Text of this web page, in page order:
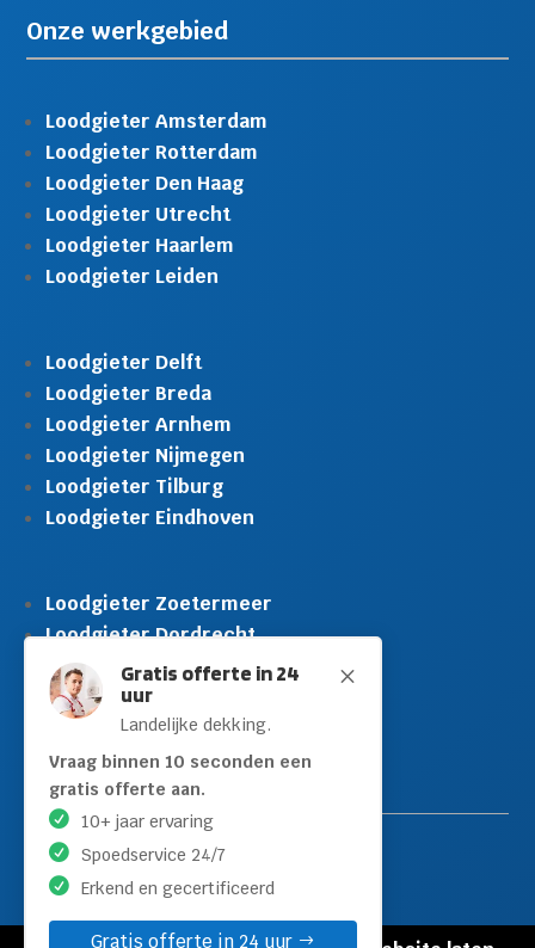
M
Gratis offerte in 24
uur
Landelijke dekking.
Vraag binnen 10 seconden een
gratis offerte aan.
10+ jaar ervaring
Spoedservice 24/7
Erkend en gecertificeerd
Gratis offerte in 24 uur
Onze werkgebied
Loodgieter Amsterdam
Loodgieter Rotterdam
Loodgieter Den Haag
Loodgieter Utrecht
Loodgieter Haarlem
Loodgieter Leiden
Loodgieter Delft
Loodgieter Breda
Loodgieter Arnhem
Loodgieter Nijmegen
Loodgieter Tilburg
Loodgieter Eindhoven
Loodgieter Zoetermeer
Loodgieter Dordrecht
Loodgieter Rijswijk
Loodgieter Schiedam
Loodgieter Leidschendam
Loodgieter Hilversum